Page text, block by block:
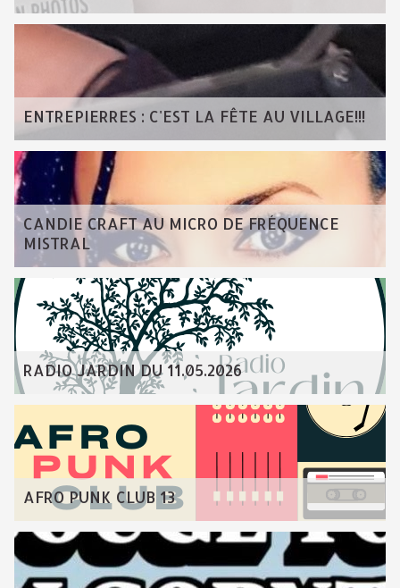
ENTREPIERRES : C'EST LA FÊTE AU VILLAGE!!!
CANDIE CRAFT AU MICRO DE FRÉQUENCE
MISTRAL
RADIO JARDIN DU 11.05.2026
AFRO PUNK CLUB 13